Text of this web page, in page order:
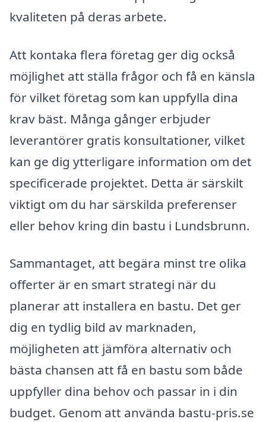
kvaliteten på deras arbete.
Att kontaka flera företag ger dig också
möjlighet att ställa frågor och få en känsla
för vilket företag som kan uppfylla dina
krav bäst. Många gånger erbjuder
leverantörer gratis konsultationer, vilket
kan ge dig ytterligare information om det
specificerade projektet. Detta är särskilt
viktigt om du har särskilda preferenser
eller behov kring din bastu i Lundsbrunn.
Sammantaget, att begära minst tre olika
offerter är en smart strategi när du
planerar att installera en bastu. Det ger
dig en tydlig bild av marknaden,
möjligheten att jämföra alternativ och
bästa chansen att få en bastu som både
uppfyller dina behov och passar in i din
budget. Genom att använda bastu-pris.se